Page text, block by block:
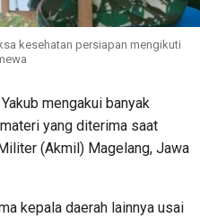
kesehatan persiapan mengikuti
mengakui banyak
yang diterima saat
(Akmil) Magelang, Jawa
kepala daerah lainnya usai